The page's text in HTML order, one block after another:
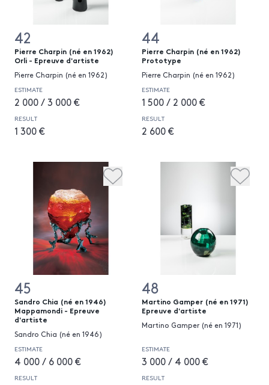
42
Pierre Charpin (né en 1962)
Orli - Epreuve d'artiste
Pierre Charpin (né en 1962)
ESTIMATE
2 000 / 3 000 €
RESULT
1 300 €
44
Pierre Charpin (né en 1962)
Prototype
Pierre Charpin (né en 1962)
ESTIMATE
1 500 / 2 000 €
RESULT
2 600 €
45
Sandro Chia (né en 1946)
Mappamondi - Epreuve
d'artiste
Sandro Chia (né en 1946)
ESTIMATE
4 000 / 6 000 €
RESULT
48
Martino Gamper (né en 1971)
Epreuve d'artiste
Martino Gamper (né en 1971)
ESTIMATE
3 000 / 4 000 €
RESULT